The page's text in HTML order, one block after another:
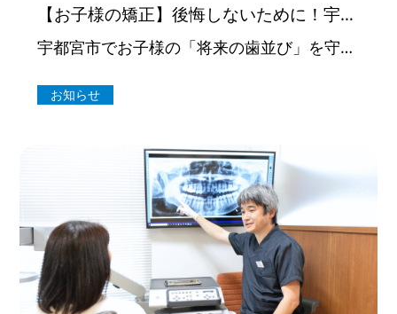
【お子様の矯正】後悔しないために！宇都宮の認定医が行う小児矯正
宇都宮市でお子様の「将来の歯並び」を守る小児矯正。認定医にご相談を！ お子様の歯並びや噛み合わせで気になることはありませんか？小児矯正は、成長期の顎の骨の発育を利用できるため、永久歯がきれいに並ぶ土台作りとして非常に重要 […]
お知らせ